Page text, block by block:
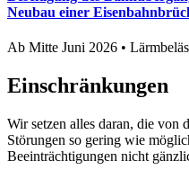
Neubau einer
Ab Mitte Juni 2026 •
Einschränkungen
Wir setzen alles daran, die von
Störungen so gering wie
Beeinträchtigungen nicht